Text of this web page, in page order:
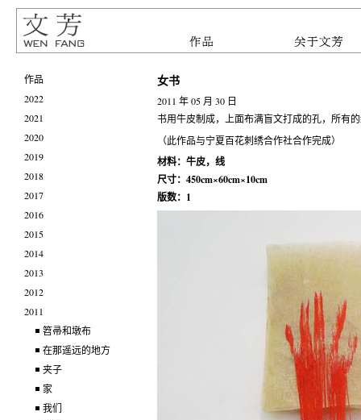
作品
2022
2021
2020
2019
2018
2017
2016
2015
2014
2013
2012
2011
笤帚和墩布
在那遥远的地方
夹子
家
我们
女书
2011 年 05 月 30 日
书用牛皮制成，上面布满盲文打成的孔，所有
（此作品与宁夏百花刺绣合作社合作完成）
材料：牛皮，线
尺寸：450cm×60cm×10cm
版数：1